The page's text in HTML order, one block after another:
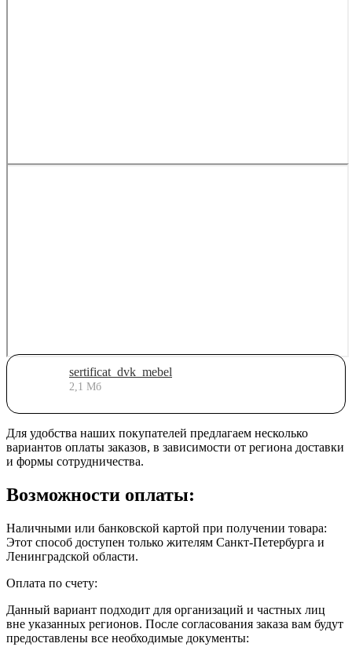
sertificat_dvk_mebel
2,1 Мб
Для удобства наших покупателей предлагаем несколько
вариантов оплаты заказов, в зависимости от региона доставки
и формы сотрудничества.
Возможности оплаты:
Наличными или банковской картой при получении товара:
Этот способ доступен только жителям Санкт-Петербурга и
Ленинградской области.
Оплата по счету:
Данный вариант подходит для организаций и частных лиц
вне указанных регионов. После согласования заказа вам будут
предоставлены все необходимые документы: